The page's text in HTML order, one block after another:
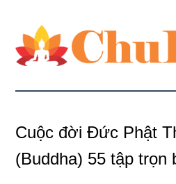
Cuộc đời Đức Phật
(Buddha) 55 tập trọn